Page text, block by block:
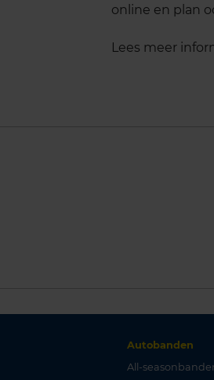
online en plan
Lees meer
Autobanden
All-